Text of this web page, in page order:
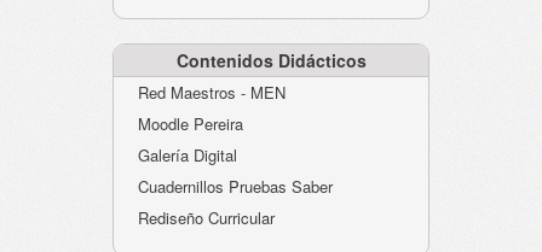
Contenidos Didácticos
Red Maestros - MEN
Moodle Pereira
Galería Digital
Cuadernillos Pruebas Saber
Rediseño Curricular